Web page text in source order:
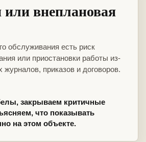
внеплановая
обслуживания есть риск
или приостановки работы из-
журналов, приказов и договоров.
закрываем критичные
что показывать
на этом объекте.